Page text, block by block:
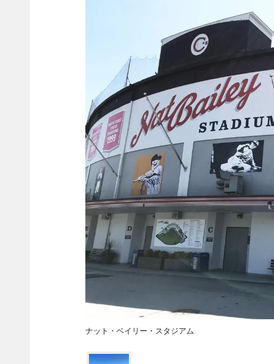
ナット・ベイリー・スタジアム